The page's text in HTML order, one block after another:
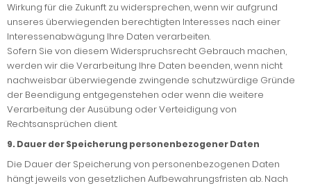
Wirkung für die Zukunft zu widersprechen, wenn wir aufgrund
unseres überwiegenden berechtigten Interesses nach einer
Interessenabwägung Ihre Daten verarbeiten.
Sofern Sie von diesem Widerspruchsrecht Gebrauch machen,
werden wir die Verarbeitung Ihre Daten beenden, wenn nicht
nachweisbar überwiegende zwingende schutzwürdige Gründe
der Beendigung entgegenstehen oder wenn die weitere
Verarbeitung der Ausübung oder Verteidigung von
Rechtsansprüchen dient.
9. Dauer der Speicherung personenbezogener Daten
Die Dauer der Speicherung von personenbezogenen Daten
hängt jeweils von gesetzlichen Aufbewahrungsfristen ab. Nach